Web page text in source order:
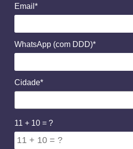
Email*
WhatsApp (com DDD)*
Cidade*
i
d
a
d
11 + 10 = ?